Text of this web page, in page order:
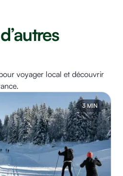
voyager local et découvrir
3 MIN